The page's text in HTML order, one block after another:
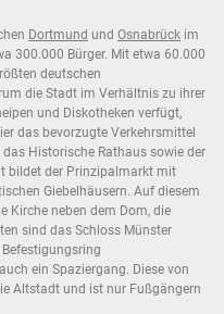
Dortmund und Osnabrück im
300.000 Bürger. Mit etwa 60.000
deutschen
die Stadt im Verhältnis zu ihrer
und Diskotheken verfügt,
das bevorzugte Verkehrsmittel
Historische Rathaus sowie der
bildet der Prinzipalmarkt mit
Giebelhäusern. Auf diesem
Kirche neben dem Dom, die
sind das Schloss Münster
ein Spaziergang. Diese von
Altstadt und ist nur Fußgängern